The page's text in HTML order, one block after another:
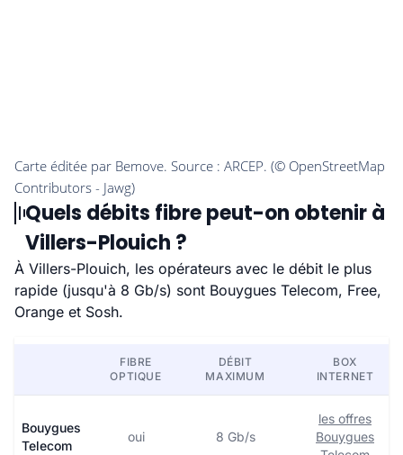
Quels débits fibre peut-on obtenir à
Villers-Plouich ?
À Villers-Plouich, les opérateurs avec le débit le plus
rapide (jusqu'à 8 Gb/s) sont Bouygues Telecom, Free,
Orange et Sosh.
FIBRE
OPTIQUE
DÉBIT
MAXIMUM
BOX
INTERNET
Bouygues
Telecom
oui 8 Gb/s
les offres
Bouygues